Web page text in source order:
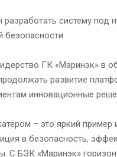
систему под
безопасности.
ГК «Маринэк» в
развитие
инновационные
– это яркий
в безопасность,
С БЭК «Маринэк»